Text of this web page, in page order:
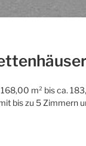
m² bis ca.
bis zu 5 Zimmern